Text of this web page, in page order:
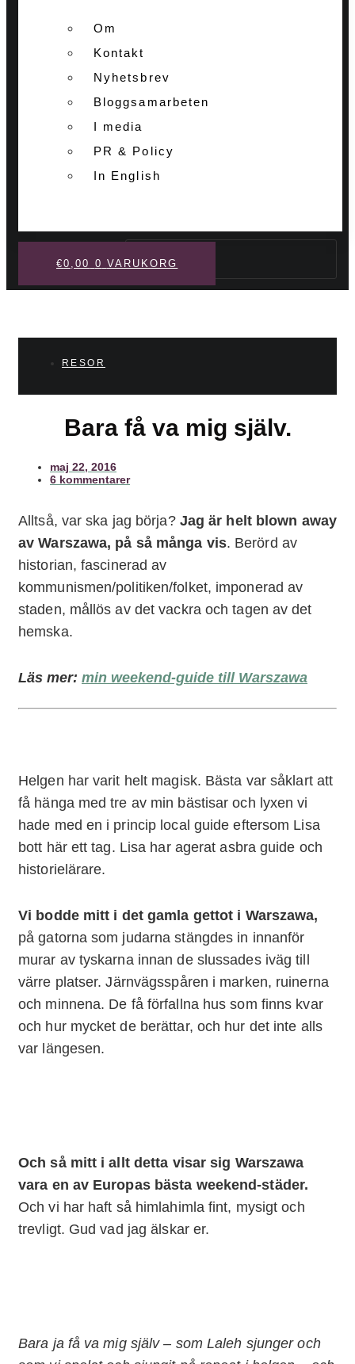
Om
Kontakt
Nyhetsbrev
Bloggsamarbeten
I media
PR & Policy
In English
Sök
€0,00 0 VARUKORG
RESOR
Bara få va mig själv.
maj 22, 2016
6 kommentarer
Alltså, var ska jag börja? Jag är helt blown away
av Warszawa, på så många vis. Berörd av
historian, fascinerad av
kommunismen/politiken/folket, imponerad av
staden, mållös av det vackra och tagen av det
hemska.
Läs mer: min weekend-guide till Warszawa
Helgen har varit helt magisk. Bästa var såklart att
få hänga med tre av min bästisar och lyxen vi
hade med en i princip local guide eftersom Lisa
bott här ett tag. Lisa har agerat asbra guide och
historielärare.
Vi bodde mitt i det gamla gettot i Warszawa,
på gatorna som judarna stängdes in innanför
murar av tyskarna innan de slussades iväg till
värre platser. Järnvägsspåren i marken, ruinerna
och minnena. De få förfallna hus som finns kvar
och hur mycket de berättar, och hur det inte alls
var längesen.
Och så mitt i allt detta visar sig Warszawa
vara en av Europas bästa weekend-städer.
Och vi har haft så himlahimla fint, mysigt och
trevligt. Gud vad jag älskar er.
Bara ja få va mig själv – som Laleh sjunger och